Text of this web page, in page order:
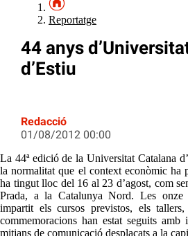
Reportatge
44 anys
d’Estiu
Redacció
01/08/2012 00:00
La 44ª edició de la Universitat Catalana
la normalitat que el context econòmic ha
ha tingut lloc del 16 al 23 d’agost, com
Prada, a la Catalunya Nord. Les onze
impartit els cursos previstos, els
commemoracions han estat seguits amb
mitjans de comunicació desplaçats a la